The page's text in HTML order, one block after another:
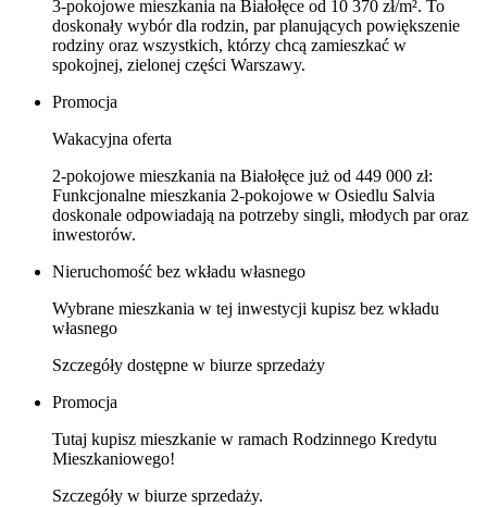
3‑pokojowe mieszkania na Białołęce od 10 370 zł/m². To
doskonały wybór dla rodzin, par planujących powiększenie
rodziny oraz wszystkich, którzy chcą zamieszkać w
spokojnej, zielonej części Warszawy.
Promocja
Wakacyjna oferta
2‑pokojowe mieszkania na Białołęce już od 449 000 zł:
Funkcjonalne mieszkania 2‑pokojowe w Osiedlu Salvia
doskonale odpowiadają na potrzeby singli, młodych par oraz
inwestorów.
Nieruchomość bez wkładu własnego
Wybrane mieszkania w tej inwestycji kupisz bez wkładu
własnego
Szczegóły dostępne w biurze sprzedaży
Promocja
Tutaj kupisz mieszkanie w ramach Rodzinnego Kredytu
Mieszkaniowego!
Szczegóły w biurze sprzedaży.